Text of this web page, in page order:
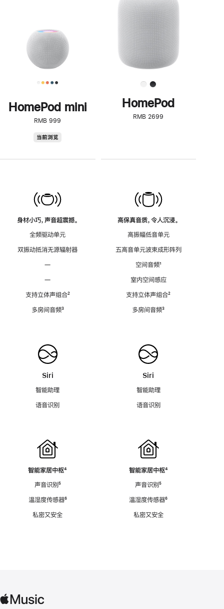
HomePod mini
RMB 999
当前浏览
身材小巧，声音超震撼。
全频驱动单元
双振动抵消无源辐射器
—
—
支持立体声组合脚
²
多房间音频脚
³
Siri
智能助理
语音识别
智能家居中枢脚
⁴
声音识别脚
⁵
温湿度传感器脚
⁶
私密又安全
了
解
HomePod<
HomePod
RMB 2699
高保真音质，令人沉浸。
高振幅低音单元
五高音单元波束成形阵列
空间音频脚
¹
室内空间感应
支持立体声组合脚
²
多房间音频脚
³
Siri
智能助理
语音识别
智能家居中枢脚
⁴
声音识别脚
⁵
温湿度传感器脚
⁶
私密又安全